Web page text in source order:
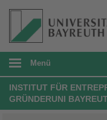
Menü
INSTITUT FÜR
GRÜNDERUNI